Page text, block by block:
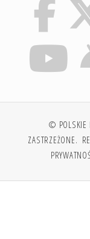
© POLSKIE
ZASTRZEŻONE.